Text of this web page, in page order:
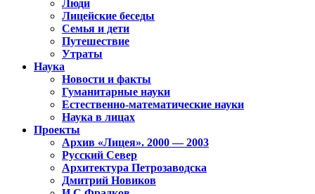
Люди
Лицейские беседы
Семья и дети
Путешествие
Утраты
Наука
Новости и факты
Гуманитарные науки
Естественно-математические науки
Наука в лицах
Проекты
Архив «Лицея». 2000 — 2003
Русский Север
Архитектура Петрозаводска
Дмитрий Новиков